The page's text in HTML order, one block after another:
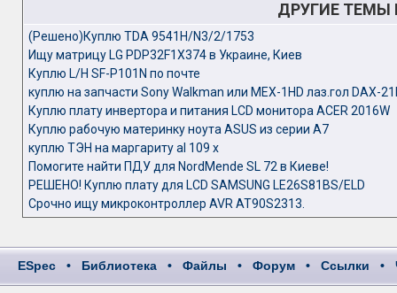
ДРУГИЕ ТЕМЫ
(Решено)Куплю TDA 9541H/N3/2/1753
Ищу матрицу LG PDP32F1X374 в Украине, Киев
Куплю L/H SF-P101N по почте
куплю на запчасти Sony Walkman или MEX-1HD лаз.гол DAX-
Куплю плату инвертора и питания LCD монитора ACER 2016W
Куплю рабочую материнку ноута ASUS из серии A7
куплю ТЭН на маргариту al 109 x
Помогите найти ПДУ для NordMende SL 72 в Киеве!
РЕШЕНО! Куплю плату для LCD SAMSUNG LE26S81BS/ELD
Срочно ищу микроконтроллер AVR AT90S2313.
ESpec • Библиотека • Файлы • Форум • Ссылки •